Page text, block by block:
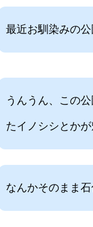
最近お馴染みの公
うんうん、この
たイノシシとか
なんかそのまま